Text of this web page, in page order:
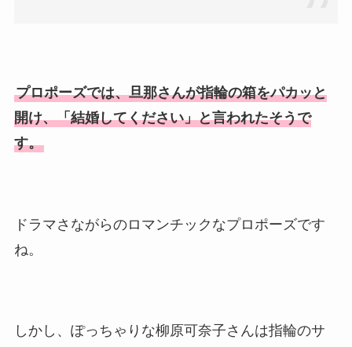
プロポーズでは、旦那さんが指輪の箱をパカッと
開け、「結婚してください」と言われたそうで
す。
ドラマさながらのロマンチックなプロポーズです
ね。
しかし、ぽっちゃりな柳原可奈子さんは指輪のサ